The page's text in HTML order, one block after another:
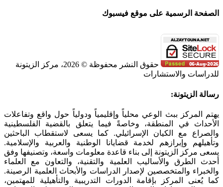
الصفحة الرسمية على موقع فيسبوك
حقوق النشر محفوظة © 2026، مركز الزيتونة
للدراسات والاستشارات
Toggle
Bar
Area
رسالة الزيتونة:
يهتم المركز ببث الوعي محلياً وإقليمياً ودولياً حول واقع وتفاعلات
الأحداث في المنطقة، وخاصةً فيما يتعلق بالقضية الفلسطينية
والصراع مع الكيان الإسرائيلي. كما يسعى لاستقطاب الباحثين
وتأهيلهم وإبرازهم لخدمة قضايانا الوطنية والعربية والإسلامية.
يسعى مركز الزيتونة إلى بناء قاعدة معلومات واسعة، وتصنيفها وفق
أحدث الطرق والأساليب العلمية والتقنية، والتعاون مع العلماء
والخبراء والمتخصصين لإصدار الدراسات والأبحاث العلمية الرصينة.
كما يُعنى المركز بإقامة الدورات التدريبية والتأهيلية للمهتمين،